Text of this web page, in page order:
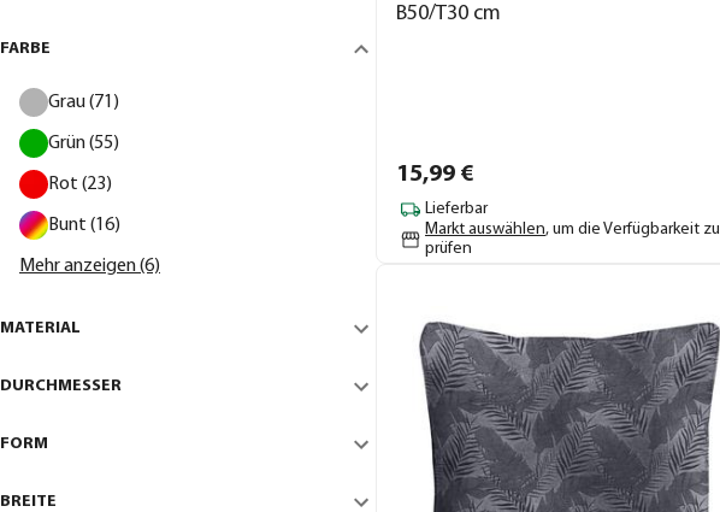
FARBE
Grau (71)
Grün (55)
Rot (23)
Bunt (16)
Mehr anzeigen (6)
MATERIAL
DURCHMESSER
FORM
BREITE
B50/T30 cm
15,99 €
Lieferbar
Markt auswählen, um die Verfügbarkeit zu
prüfen